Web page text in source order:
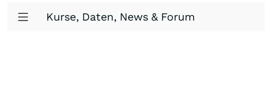
Kurse, Daten, News & Forum